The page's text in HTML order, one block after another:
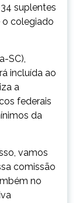
suplentes
o colegiado
SC),
incluída ao
a
federais
da
vamos
comissão
no